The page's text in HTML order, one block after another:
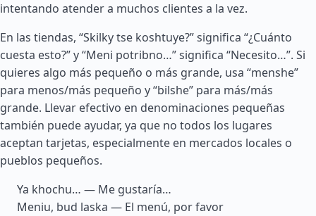
intentando atender a muchos clientes a la vez.
En las tiendas, “Skilky tse koshtuye?” significa “¿Cuánto
cuesta esto?” y “Meni potribno…” significa “Necesito…”. Si
quieres algo más pequeño o más grande, usa “menshe”
para menos/más pequeño y “bilshe” para más/más
grande. Llevar efectivo en denominaciones pequeñas
también puede ayudar, ya que no todos los lugares
aceptan tarjetas, especialmente en mercados locales o
pueblos pequeños.
Ya khochu… — Me gustaría…
Meniu, bud laska — El menú, por favor